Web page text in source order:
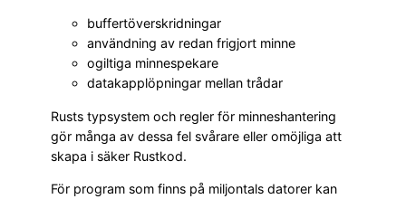
buffertöverskridningar
användning av redan frigjort minne
ogiltiga minnespekare
datakapplöpningar mellan trådar
Rusts typsystem och regler för minneshantering
gör många av dessa fel svårare eller omöjliga att
skapa i säker Rustkod.
För program som finns på miljontals datorer kan